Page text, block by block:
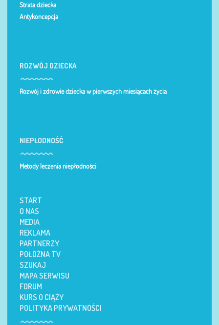
Strata dziecka
Antykoncepcja
ROZWÓJ DZIECKA
Rozwój i zdrowie dziecka w pierwszych miesiącach życia
NIEPŁODNOŚĆ
Metody leczenia niepłodności
START
O NAS
MEDIA
REKLAMA
PARTNERZY
POŁOŻNA TV
SZUKAJ
MAPA SERWISU
FORUM
KURS O CIĄŻY
POLITYKA PRYWATNOŚCI